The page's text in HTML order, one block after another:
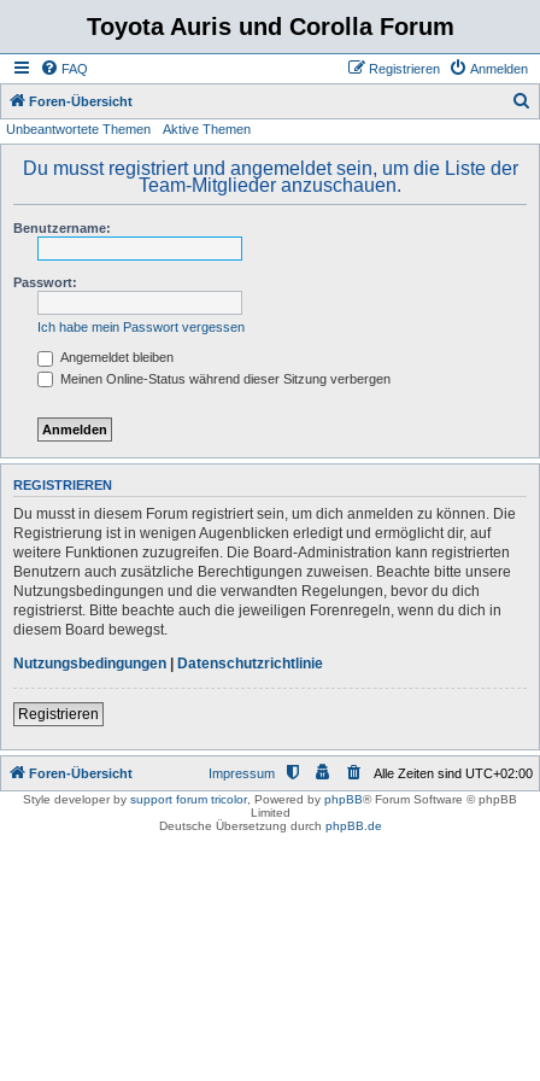
Toyota Auris und Corolla Forum
FAQ Anmelden
Registrieren
Foren-Übersicht
Unbeantwortete Themen Aktive Themen
Du musst registriert und angemeldet sein, um die Liste der
Team-Mitglieder anzuschauen.
Benutzername:
Passwort:
Ich habe mein Passwort vergessen
Angemeldet bleiben
Meinen Online-Status während dieser Sitzung verbergen
REGISTRIEREN
Du musst in diesem Forum registriert sein, um dich anmelden zu können. Die
Registrierung ist in wenigen Augenblicken erledigt und ermöglicht dir, auf
weitere Funktionen zuzugreifen. Die Board-Administration kann registrierten
Benutzern auch zusätzliche Berechtigungen zuweisen. Beachte bitte unsere
Nutzungsbedingungen und die verwandten Regelungen, bevor du dich
registrierst. Bitte beachte auch die jeweiligen Forenregeln, wenn du dich in
diesem Board bewegst.
Nutzungsbedingungen | Datenschutzrichtlinie
Registrieren
Foren-Übersicht Alle Zeiten sind UTC+02:00
Impressum
Style developer by support forum tricolor, Powered by phpBB® Forum Software © phpBB
Limited
Deutsche Übersetzung durch phpBB.de